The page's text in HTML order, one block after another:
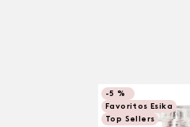
-5 %
Favoritos Esika
Top Sellers